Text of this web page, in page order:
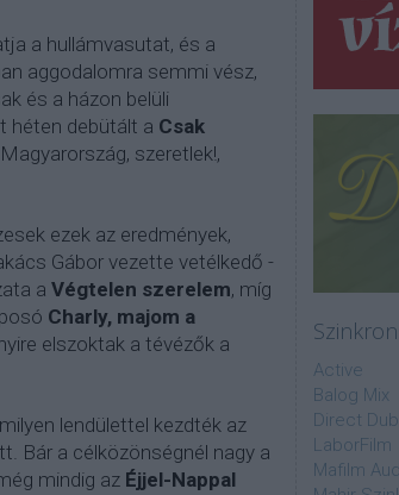
a hullámvasutat, és a
aggodalomra semmi vész,
és a házon belüli
héten debütált a Csak
szeretlek!,
ezek az eredmények,
Gábor vezette vetélkedő -
a Végtelen szerelem, míg
Charly, majom a
elszoktak a tévézők a
lendülettel kezdték az
Bár a célközönségnél nagy a
mindig az Éjjel-Nappal
Active
Balog Mix
Direct
LaborFilm
Mafilm